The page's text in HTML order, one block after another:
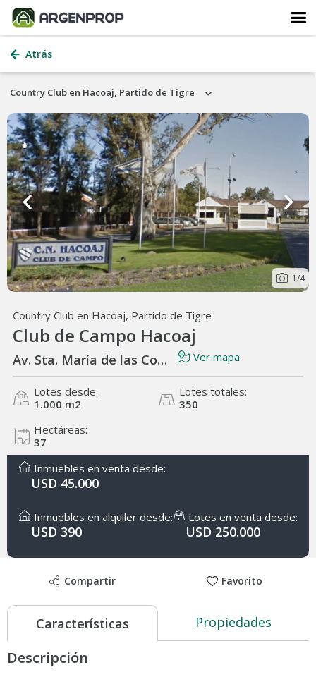
Atrás
Country Club en Hacoaj, Partido de Tigre
1/4
Country Club en Hacoaj, Partido de Tigre
Club de Campo Hacoaj
Av. Sta. María de las Conchas 4002 Ver mapa
Lotes desde:
1.000 m2
Lotes totales:
350
Hectáreas:
37
Inmuebles en venta desde:
USD 45.000
Inmuebles en alquiler desde:
USD 390
Lotes en venta desde:
USD 250.000
Compartir Favorito
Características Propiedades
Descripción